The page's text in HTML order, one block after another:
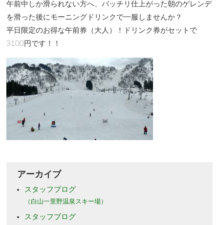
午前中しか滑られない方へ、バッチリ仕上がった朝のゲレンデ
を滑った後にモーニングドリンクで一服しませんか？
平日限定のお得な午前券（大人）！ドリンク券がセットで
3100円です！！
アーカイブ
スタッフブログ
（白山一里野温泉スキー場）
スタッフブログ